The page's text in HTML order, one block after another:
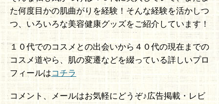
た何度目かの肌曲がりを経験！そんな経験を活かしつ
つ、いろいろな美容健康グッズをご紹介しています！
１０代でのコスメとの出会いから４０代の現在までの
コスメ道やら、肌の変遷などを綴っている詳しいプロ
フィールはコチラ
コメント、メールはお気軽にどうぞ♪広告掲載・レビ